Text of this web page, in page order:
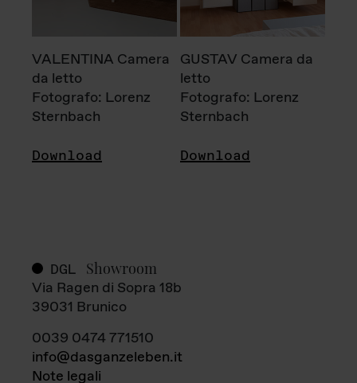
VALENTINA Camera
da letto
Fotografo: Lorenz
Sternbach
Download
GUSTAV Camera da
letto
Fotografo: Lorenz
Sternbach
Download
DGL Showroom
Via Ragen di Sopra 18b
39031 Brunico
0039 0474 771510
info@dasganzeleben.it
Note legali